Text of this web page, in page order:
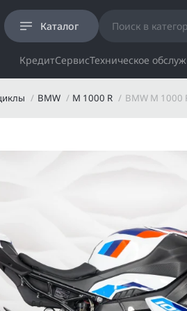
Каталог
КредитСервисТехническое
BMW M 1000 R BMW M 1000